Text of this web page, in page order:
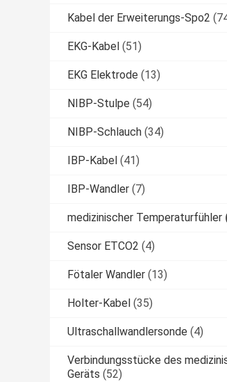
Kabel der Erweiterungs-Spo2
EKG-Kabel (51)
EKG Elektrode (13)
NIBP-Stulpe (54)
NIBP-Schlauch (34)
IBP-Kabel (41)
IBP-Wandler (7)
medizinischer Temperaturfühler
Sensor ETCO2 (4)
Fötaler Wandler (13)
Holter-Kabel (35)
Ultraschallwandlersonde (4)
Verbindungsstücke des
Geräts (52)